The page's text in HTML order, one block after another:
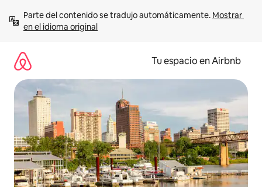
contenido
Parte del contenido se tradujo automáticamente. Mostrar
en el idioma original
Tu espacio en Airbnb